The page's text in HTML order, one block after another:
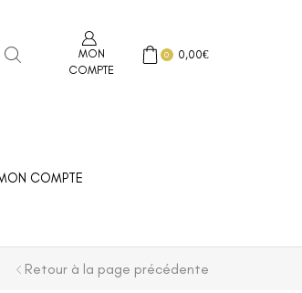
MON
COMPTE
0 0,00€
COMPTE
Retour à la page précédente